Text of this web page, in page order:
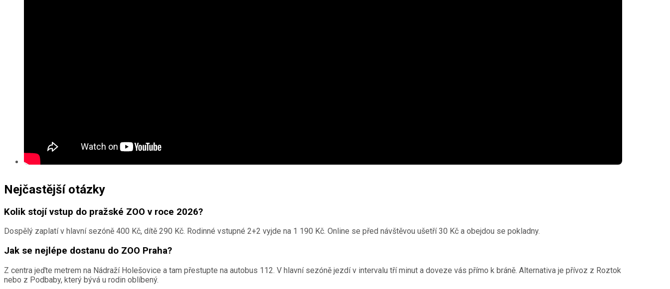
Nejčastější otázky
Kolik stojí vstup do pražské ZOO v roce 2026?
Dospělý zaplatí v hlavní sezóně 400 Kč, dítě 290 Kč. Rodinné vstupné 2+2 vyjde na 1 190 Kč. Online se před návštěvou ušetří 30 Kč a obejdou se pokladny.
Jak se nejlépe dostanu do ZOO Praha?
Z centra jeďte metrem na Nádraží Holešovice a tam přestupte na autobus 112. V hlavní sezóně jezdí v intervalu tří minut a doveze vás přímo k bráně. Alternativa je přívoz z Roztok
nebo z Podbaby, který bývá u rodin oblíbený.